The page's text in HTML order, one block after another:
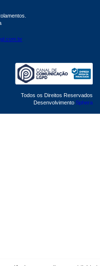
Todos os Direitos Reservados
Desenvolvimento Sphera